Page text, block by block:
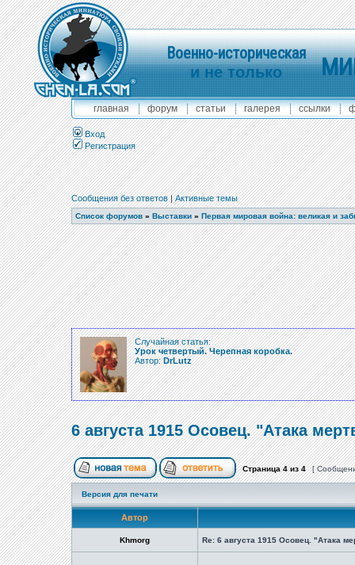
Военно-историческая
и не только
главная форум статьи галерея ссылки
Вход
Регистрация
Сообщения без ответов|Активные темы
Список форумов » Выставки » Первая мировая война: великая и
Случайная статья:
Урок четвертый. Черепная коробка.
Автор:DrLutz
6 августа 1915 Осовец. "Атака
Страница4из4 [
Версия для печати
Автор
Khmorg Re: 6 августа 1915 Осовец. "Атака